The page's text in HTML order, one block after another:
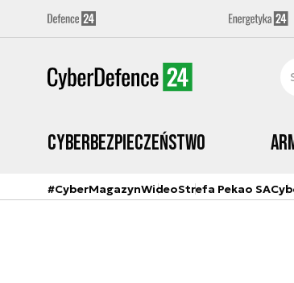
Cyberbezpieczeństwo
#CyberMagazynWideoStrefa Pekao SA